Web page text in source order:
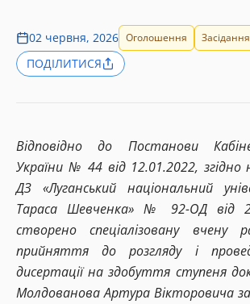
02 червня, 2026 Оголошення
ПОДІЛИТИСЯ
Відповідно до Постанови
України № 44 від 12.01.2022, згідно
ДЗ «Луганський національний
Тараса Шевченка» № 92-ОД від
створено спеціалізовану вчену
прийняття до розгляду і
дисертації на здобуття ступеня
Молдованова Артура Вікторовича